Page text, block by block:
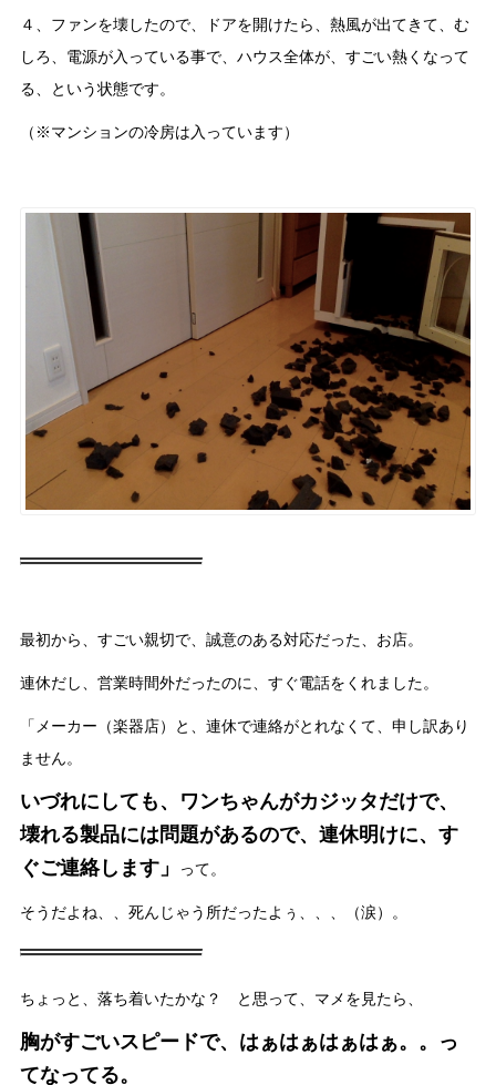
４、ファンを壊したので、ドアを開けたら、熱風が出てきて、む
しろ、電源が入っている事で、ハウス全体が、すごい熱くなって
る、という状態です。
（※マンションの冷房は入っています）
最初から、すごい親切で、誠意のある対応だった、お店。
連休だし、営業時間外だったのに、すぐ電話をくれました。
「メーカー（楽器店）と、連休で連絡がとれなくて、申し訳あり
ません。
いづれにしても、ワンちゃんがカジッタだけで、
壊れる製品には問題があるので、連休明けに、す
ぐご連絡します」
って。
そうだよね、、死んじゃう所だったよぅ、、、（涙）。
ちょっと、落ち着いたかな？ と思って、マメを見たら、
胸がすごいスピードで、はぁはぁはぁはぁ。。っ
てなってる。